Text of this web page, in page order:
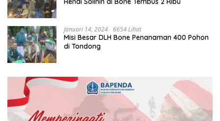
Januari 14, 2024 6654 Lihat
Misi Besar DLH Bone Penanaman 400 Pohon
di Tondong